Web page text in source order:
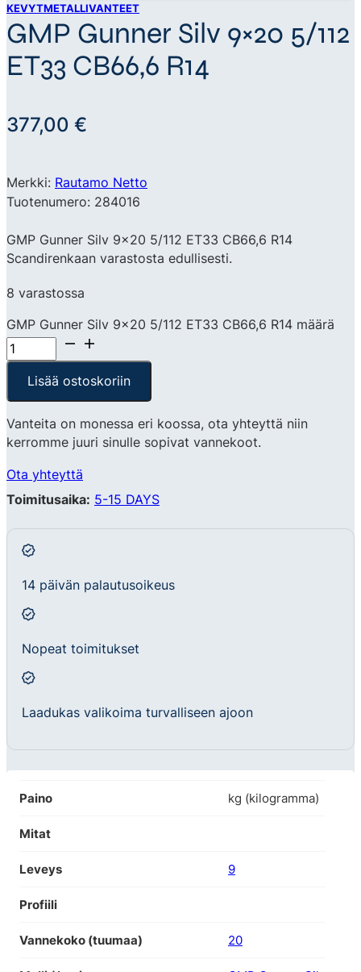
KEVYTMETALLIVANTEET
GMP Gunner Silv 9×20 5/112
ET33 CB66,6 R14
377,00 €
Merkki: Rautamo Netto
Tuotenumero: 284016
GMP Gunner Silv 9×20 5/112 ET33 CB66,6 R14
Scandirenkaan varastosta edullisesti.
8 varastossa
GMP Gunner Silv 9x20 5/112 ET33 CB66,6 R14 määrä
Lisää ostoskoriin
Vanteita on monessa eri koossa, ota yhteyttä niin
kerromme juuri sinulle sopivat vannekoot.
Ota yhteyttä
Toimitusaika: 5-15 DAYS
14 päivän palautusoikeus
Nopeat toimitukset
Laadukas valikoima turvalliseen ajoon
Paino kg (kilogramma)
Mitat
Leveys 9
Profiili
Vannekoko (tuumaa) 20